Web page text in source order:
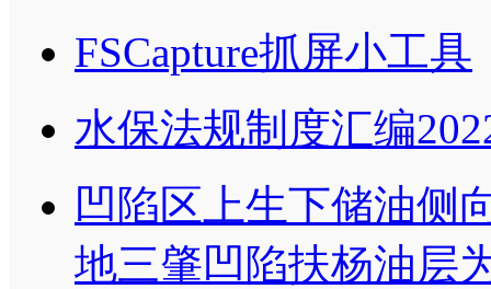
FSCapture抓屏小工具
水保法规制度汇编
凹陷区上生下储油侧
地三肇凹陷扶杨油层